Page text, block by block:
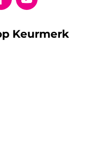
Keurmerk